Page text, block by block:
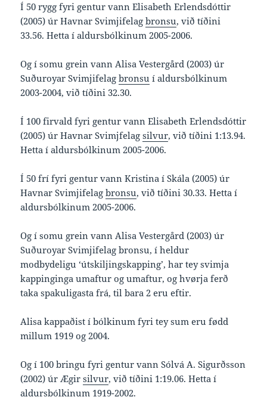
Í 50 rygg fyri gentur vann Elisabeth Erlendsdóttir
(2005) úr Havnar Svimjifelagbronsu, við tíðini
33.56. Hetta í aldursbólkinum 2005-2006.
Og í somu grein vann Alisa Vestergård (2003) úr
Suðuroyar Svimjifelagbronsu í aldursbólkinum
2003-2004, við tíðini 32.30.
Í 100 firvald fyri gentur vann Elisabeth Erlendsdóttir
(2005) úr Havnar Svimjfelagsilvur, við tíðini 1:13.94.
Hetta í aldursbólkinum 2005-2006.
Í 50 frí fyri gentur vann Kristina í Skála (2005) úr
Havnar Svimjifelagbronsu, við tíðini 30.33. Hetta í
aldursbólkinum 2005-2006.
Og í somu grein vann Alisa Vestergård (2003) úr
Suðuroyar Svimjifelag bronsu, í heldur
modbydeligu ‘útskiljingskapping’, har tey svimja
kappinginga umaftur og umaftur, og hvørja ferð
taka spakuligasta frá, til bara 2 eru eftir.
Alisa kappaðist í bólkinum fyri tey sum eru fødd
millum 1919 og 2004.
Og í 100 bringu fyri gentur vann Sólvá A. Sigurðsson
(2002) úr Ægirsilvur, við tíðini 1:19.06. Hetta í
aldursbólkinum 1919-2002.